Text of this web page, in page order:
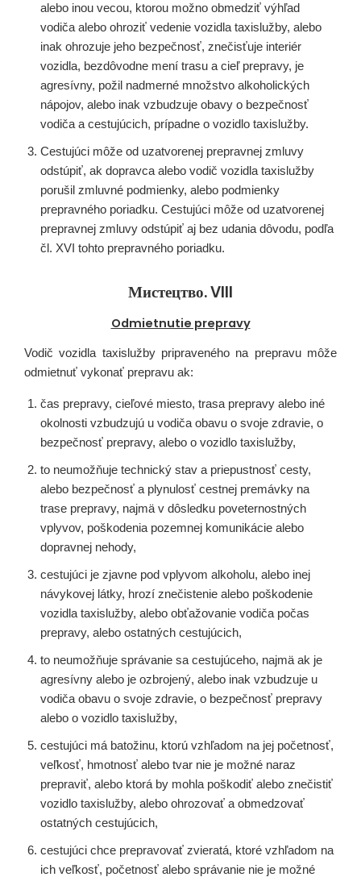
alebo inou vecou, ktorou možno obmedziť výhľad
vodiča alebo ohroziť vedenie vozidla taxislužby, alebo
inak ohrozuje jeho bezpečnosť, znečisťuje interiér
vozidla, bezdôvodne mení trasu a cieľ prepravy, je
agresívny, požil nadmerné množstvo alkoholických
nápojov, alebo inak vzbudzuje obavy o bezpečnosť
vodiča a cestujúcich, prípadne o vozidlo taxislužby.
Cestujúci môže od uzatvorenej prepravnej zmluvy
odstúpiť, ak dopravca alebo vodič vozidla taxislužby
porušil zmluvné podmienky, alebo podmienky
prepravného poriadku. Cestujúci môže od uzatvorenej
prepravnej zmluvy odstúpiť aj bez udania dôvodu, podľa
čl. XVI tohto prepravného poriadku.
Мистецтво. VIII
Odmietnutie prepravy
Vodič vozidla taxislužby pripraveného na prepravu môže
odmietnuť vykonať prepravu ak:
čas prepravy, cieľové miesto, trasa prepravy alebo iné
okolnosti vzbudzujú u vodiča obavu o svoje zdravie, o
bezpečnosť prepravy, alebo o vozidlo taxislužby,
to neumožňuje technický stav a priepustnosť cesty,
alebo bezpečnosť a plynulosť cestnej premávky na
trase prepravy, najmä v dôsledku poveternostných
vplyvov, poškodenia pozemnej komunikácie alebo
dopravnej nehody,
cestujúci je zjavne pod vplyvom alkoholu, alebo inej
návykovej látky, hrozí znečistenie alebo poškodenie
vozidla taxislužby, alebo obťažovanie vodiča počas
prepravy, alebo ostatných cestujúcich,
to neumožňuje správanie sa cestujúceho, najmä ak je
agresívny alebo je ozbrojený, alebo inak vzbudzuje u
vodiča obavu o svoje zdravie, o bezpečnosť prepravy
alebo o vozidlo taxislužby,
cestujúci má batožinu, ktorú vzhľadom na jej početnosť,
veľkosť, hmotnosť alebo tvar nie je možné naraz
prepraviť, alebo ktorá by mohla poškodiť alebo znečistiť
vozidlo taxislužby, alebo ohrozovať a obmedzovať
ostatných cestujúcich,
cestujúci chce prepravovať zvieratá, ktoré vzhľadom na
ich veľkosť, početnosť alebo správanie nie je možné